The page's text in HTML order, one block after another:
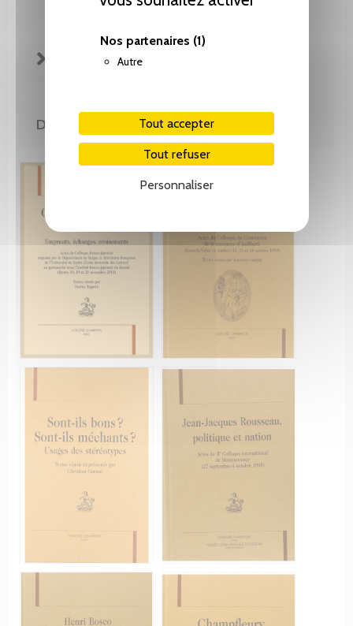
Nos partenaires (1)
Autre
Tout accepter
Tout refuser
Personnaliser
FICHE TECHNIQUE
DE LA MÊME COLLECTION